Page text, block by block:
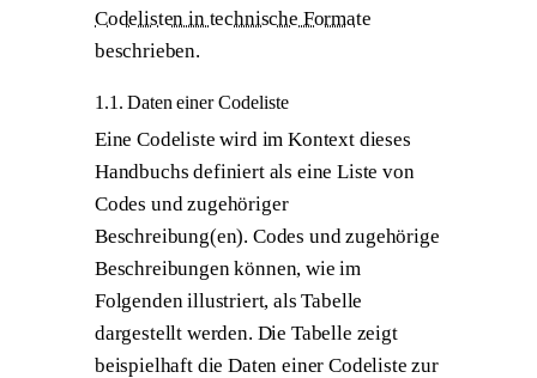
Codelisten in technische Formate
beschrieben.
1.1. Daten einer Codeliste
Eine Codeliste wird im Kontext dieses
Handbuchs definiert als eine Liste von
Codes und zugehöriger
Beschreibung(en). Codes und zugehörige
Beschreibungen können, wie im
Folgenden illustriert, als Tabelle
dargestellt werden. Die Tabelle zeigt
beispielhaft die Daten einer Codeliste zur